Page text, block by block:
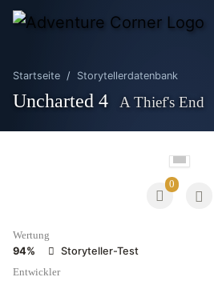
Startseite Storytellerdatenbank
Uncharted 4 A Thief's End
0
Wertung
94% Storyteller-Test
Entwickler